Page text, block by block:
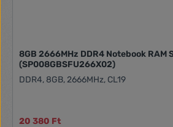
8GB 2666MHz DDR4 Notebook RAM
(SP008GBSFU266X02)
DDR4, 8GB, 2666MHz, CL19
20 380 Ft